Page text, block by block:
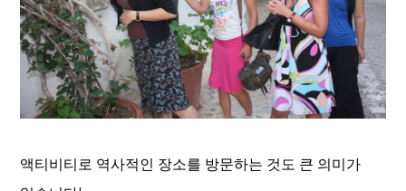
액티비티로 역사적인 장소를 방문하는 것도 큰 의미가